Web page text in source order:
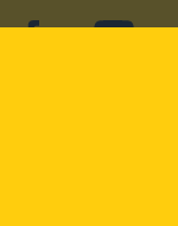
facebook